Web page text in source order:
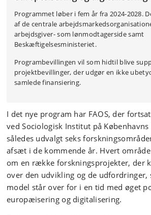
Programmet løber i fem år fra 2024-2028.
af de centrale
arbejdsgiver- som lønmodtagerside samt
Beskæftigelsesministeriet.
Programbevillingen vil som hidtil blive
projektbevillinger, der udgør en ikke
samlede finansiering.
I det nye program har FAOS, der
ved Sociologisk Institut på
således udvalgt seks
afsæt i de kommende år. Hvert
om en række forskningsprojekter, der
over den udvikling og de udfordringer,
model står over for i en tid med øget
europæisering og digitalisering.